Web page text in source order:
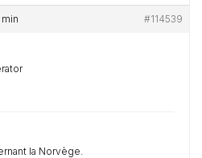
min #114539
la Norvège.